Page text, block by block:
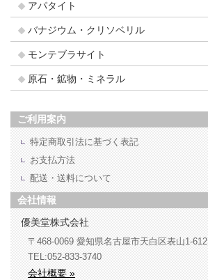
アパタイト
バナジウム・クリソベリル
モンテブラサイト
原石・鉱物・ミネラル
ご利用案内
特定商取引法に基づく表記
お支払方法
配送・送料について
会社情報
優美堂株式会社
〒468-0069 愛知県名古屋市天白区表山1-612
TEL:052-833-3740
会社概要 »